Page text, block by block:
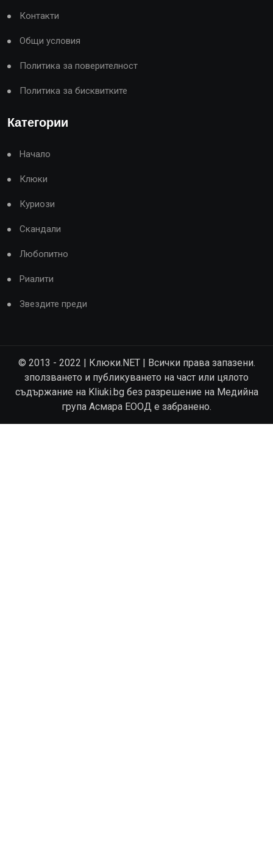
Контакти
Общи условия
Политика за поверителност
Политика за бисквитките
Категории
Начало
Клюки
Куриози
Скандали
Любопитно
Риалити
Звездите преди
© 2013 - 2022 | Клюки.NET | Всички права запазени.
зползването и публикуването на част или цялото
съдържание на Kliuki.bg без разрешение на Медийна
група Асмара ЕООД е забранено.